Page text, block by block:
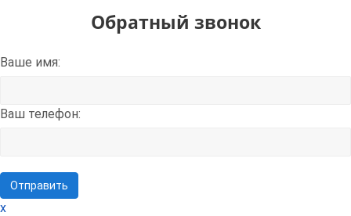
Обратный звонок
Ваше имя:
Ваш телефон:
x